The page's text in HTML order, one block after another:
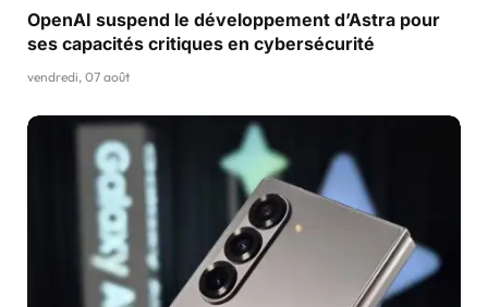
OpenAI suspend le développement d’Astra pour
ses capacités critiques en cybersécurité
vendredi, 07 août